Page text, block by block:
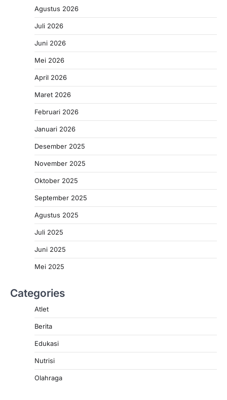
Agustus 2026
Juli 2026
Juni 2026
Mei 2026
April 2026
Maret 2026
Februari 2026
Januari 2026
Desember 2025
November 2025
Oktober 2025
September 2025
Agustus 2025
Juli 2025
Juni 2025
Mei 2025
Categories
Atlet
Berita
Edukasi
Nutrisi
Olahraga